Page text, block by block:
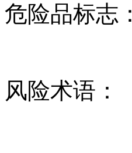
危险品标志：
风险术语：